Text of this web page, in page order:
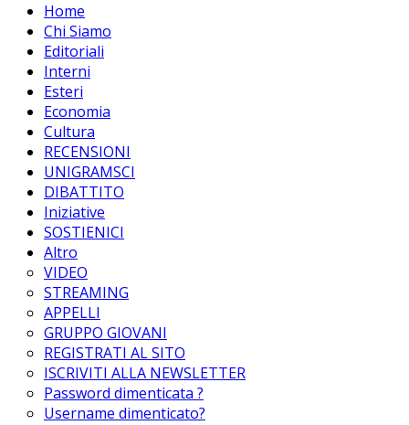
Home
Chi Siamo
Editoriali
Interni
Esteri
Economia
Cultura
RECENSIONI
UNIGRAMSCI
DIBATTITO
Iniziative
SOSTIENICI
Altro
VIDEO
STREAMING
APPELLI
GRUPPO GIOVANI
REGISTRATI AL SITO
ISCRIVITI ALLA NEWSLETTER
Password dimenticata ?
Username dimenticato?